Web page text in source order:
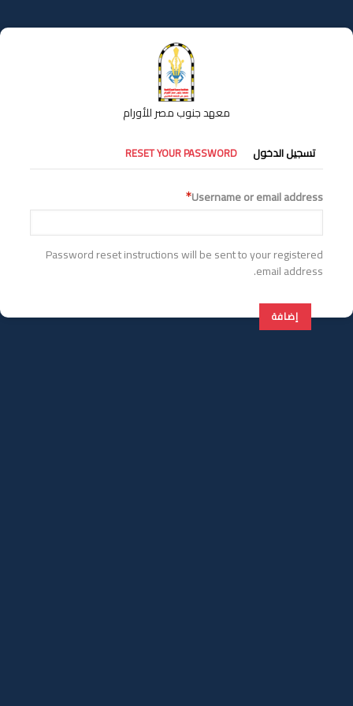
إلى
المحتوى
معهد جنوب مصر للأورام
التبويبات
الأساسية
تسجيل الدخول RESET YOUR PASSWORD
Username or email address
Password reset instructions will be sent to your registered
email address.